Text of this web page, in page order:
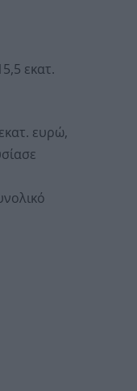
εκατ.
ευρώ,